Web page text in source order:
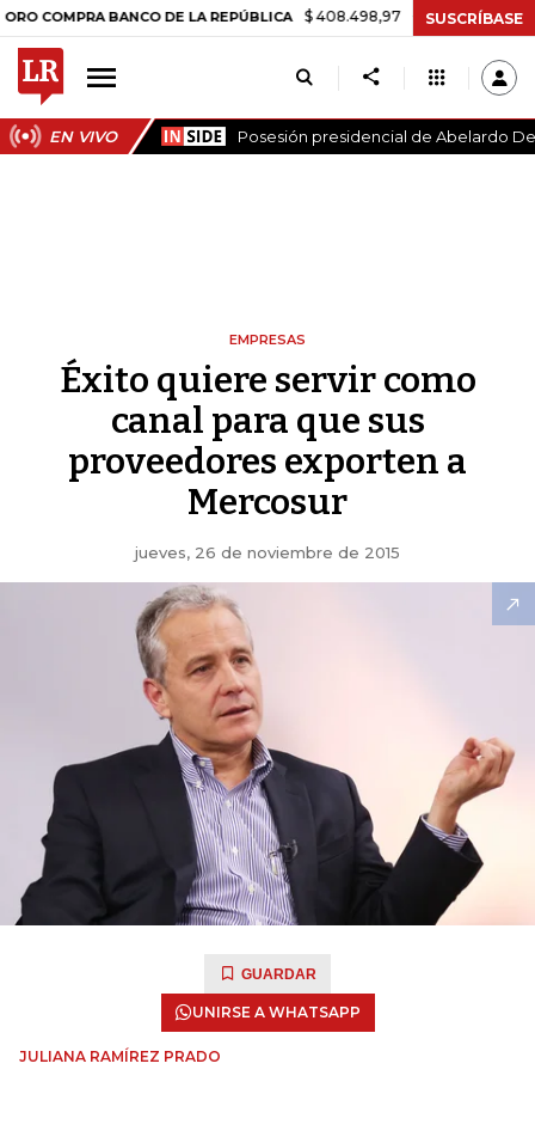
BANCO DE LA REPÚBLICA $ 408.498,97 +$ 8.753,81 +2,19%
SUSCRÍBASE
EN VIVO Posesión presidencial de Abelardo
EMPRESAS
Éxito quiere servir como
canal para que sus
proveedores exporten a
Mercosur
jueves, 26 de noviembre de 2015
GUARDAR
UNIRSE A WHATSAPP
JULIANA RAMÍREZ PRADO